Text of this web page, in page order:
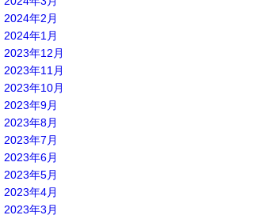
2024年2月
2024年1月
2023年12月
2023年11月
2023年10月
2023年9月
2023年8月
2023年7月
2023年6月
2023年5月
2023年4月
2023年3月